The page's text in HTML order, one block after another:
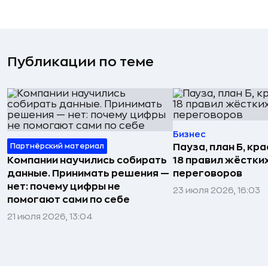
Публикации по теме
Партнёрский материал
Компании научились собирать
данные. Принимать решения —
нет: почему цифры не
помогают сами по себе
21 июля 2026, 13:04
Бизнес
Пауза, план Б,
18 правил
переговоров
23 июля 2026, 16:03